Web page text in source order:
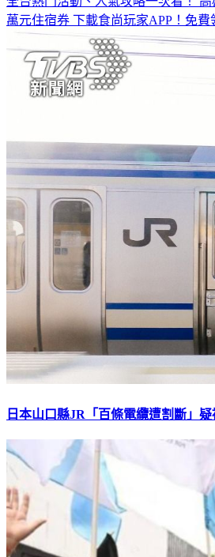
萬元住宿券 下載食尚玩家APP！免費
日本山口縣JR「百條電纜遭割斷」